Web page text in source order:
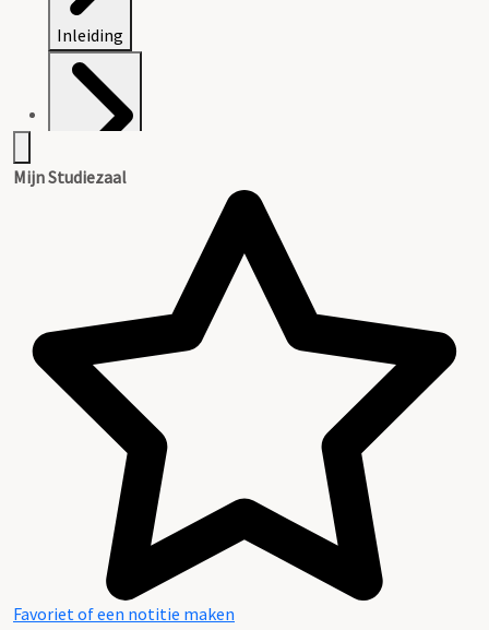
Inleiding
Inventaris
Mijn Studiezaal
Favoriet of een notitie maken